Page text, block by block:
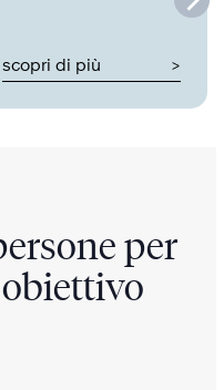
scopri di più
per